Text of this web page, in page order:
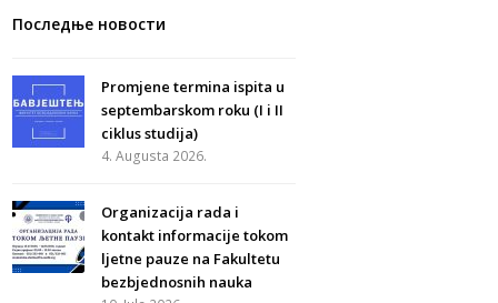
Последње новости
Promjene termina ispita u
septembarskom roku (I i II
ciklus studija)
4. Augusta 2026.
Organizacija rada i
kontakt informacije tokom
ljetne pauze na Fakultetu
bezbjednosnih nauka